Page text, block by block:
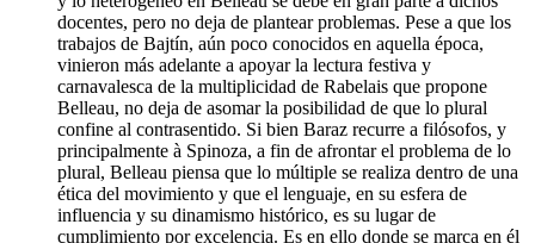
docentes, pero no deja de plantear problemas. Pese a que los
trabajos de Bajtín, aún poco conocidos en aquella época,
vinieron más adelante a apoyar la lectura festiva y
carnavalesca de la multiplicidad de Rabelais que propone
Belleau, no deja de asomar la posibilidad de que lo plural
confine al contrasentido. Si bien Baraz recurre a filósofos, y
principalmente à Spinoza, a fin de afrontar el problema de lo
plural, Belleau piensa que lo múltiple se realiza dentro de una
ética del movimiento y que el lenguaje, en su esfera de
influencia y su dinamismo histórico, es su lugar de
cumplimiento por excelencia. Es en ello donde se marca en él